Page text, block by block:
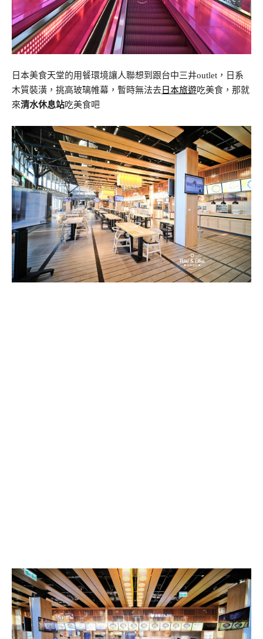
日本美食天堂的用餐環境讓人聯想到跟台中三井outlet，日系
木質裝潢，挑高玻璃帷幕，暫時無法去日本旅遊吃美食，那就
來清水休息站吃美食吧